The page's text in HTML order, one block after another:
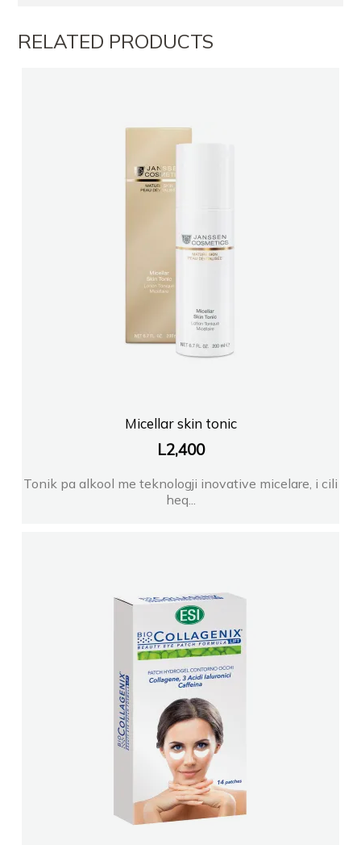
RELATED PRODUCTS
Micellar skin tonic
L2,400
Tonik pa alkool me teknologji inovative micelare, i cili
heq...